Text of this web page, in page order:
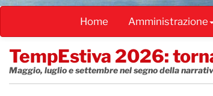
Home Amministrazione
TempEstiva 2026:
Maggio, luglio e settembre nel segno della